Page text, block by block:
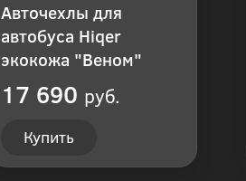
Авточехлы для
автобуса Hiqer
экокожа "Веном"
17 690 руб.
Купить